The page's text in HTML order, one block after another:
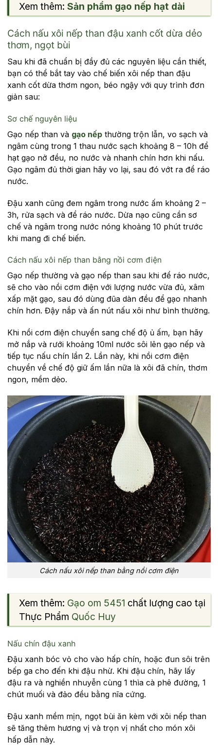
Xem thêm: Sản phẩm gạo nếp hạt dài
Cách nấu xôi nếp than đậu xanh cốt dừa dẻo
thơm, ngọt bùi
Sau khi đã chuẩn bị đầy đủ các nguyên liệu cần thiết,
bạn có thể bắt tay vào chế biến xôi nếp than đậu
xanh cốt dừa thơm ngon, béo ngậy với quy trình đơn
giản sau:
Sơ chế nguyên liệu
Gạo nếp than và gạo nếp thường trộn lẫn, vo sạch và
ngâm cùng trong 1 thau nước sạch khoảng 8 – 10h để
hạt gạo nở đều, no nước và nhanh chín hơn khi nấu.
Gạo ngâm đủ thời gian hãy vo lại, sau đó vớt ra để ráo
nước.
Đậu xanh cũng đem ngâm trong nước ấm khoảng 2 –
3h, rửa sạch và để ráo nước. Dừa nạo cũng cần sơ
chế và ngâm trong nước nóng khoảng 10 phút trước
khi mang đi chế biến.
Cách nấu xôi nếp than bằng nồi cơm điện
Gạo nếp thường và gạo nếp than sau khi để ráo nước,
sẽ cho vào nồi cơm điện với lượng nước vừa đủ, xâm
xấp mặt gạo, sau đó dùng đũa dàn đều để gạo nhanh
chín hơn. Đậy nắp và ấn nút nấu xôi như bình thường.
Khi nồi cơm điện chuyển sang chế độ ủ ấm, bạn hãy
mở nắp và rưới khoảng 10ml nước sôi lên gạo nếp và
tiếp tục nấu chín lần 2. Lần này, khi nồi cơm điện
chuyển về chế độ giữ ấm lần nữa là xôi đã chín, thơm
ngon, mềm dẻo.
Cách nấu xôi nếp than bằng nồi cơm điện
Xem thêm: Gạo om 5451 chất lượng cao tại
Thực Phẩm Quốc Huy
Nấu chín đậu xanh
Đậu xanh bóc vỏ cho vào hấp chín, hoặc đun sôi trên
bếp ga cho đến khi đậu nhừ. Khi đậu chín, hãy lấy
đậu ra và nghiền nhuyễn cùng 1 thìa cà phê đường, 1
chút muối và đảo đều bằng nĩa cứng.
Đậu xanh mềm mịn, ngọt bùi ăn kèm với xôi nếp than
sẽ tăng thêm hương vị và trọn vị nhất cho món xôi
hấp dẫn này.